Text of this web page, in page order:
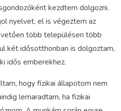
kezdtem dolgozni.
nyelvet, el is végeztem az
több településen több
két idősotthonban is dolgoztam,
idős emberekhez.
hogy fizikai állapotom nem
lemaradtam, ha fizikai